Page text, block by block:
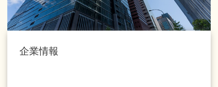
企業情報